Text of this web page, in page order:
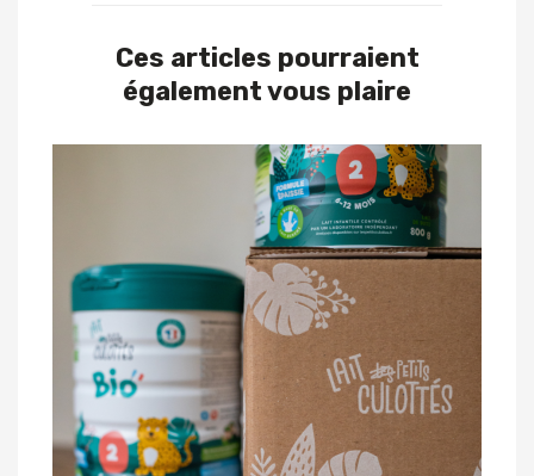
Ces articles pourraient
également vous plaire